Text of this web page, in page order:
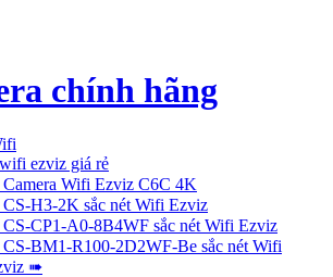
chính hãng
ezviz giá rẻ
Camera Wifi Ezviz C6C 4K
CS-H3-2K sắc nét Wifi Ezviz
CS-CP1-A0-8B4WF sắc nét Wifi Ezviz
CS-BM1-R100-2D2WF-Be sắc nét Wifi
➠